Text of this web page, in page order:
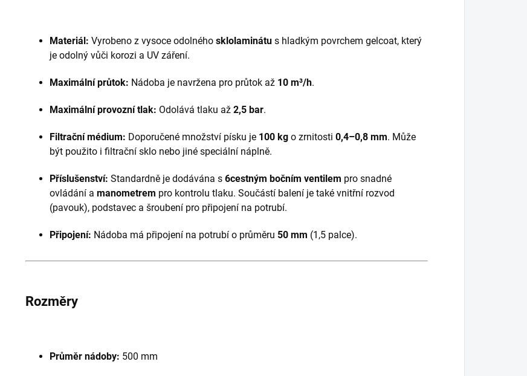
Materiál: Vyrobeno z vysoce odolného sklolaminátu s hladkým povrchem gelcoat, který
je odolný vůči korozi a UV záření.
Maximální průtok: Nádoba je navržena pro průtok až 10 m³/h.
Maximální provozní tlak: Odolává tlaku až 2,5 bar.
Filtrační médium: Doporučené množství písku je 100 kg o zrnitosti 0,4–0,8 mm. Může
být použito i filtrační sklo nebo jiné speciální náplně.
Příslušenství: Standardně je dodávána s 6cestným bočním ventilem pro snadné
ovládání a manometrem pro kontrolu tlaku. Součástí balení je také vnitřní rozvod
(pavouk), podstavec a šroubení pro připojení na potrubí.
Připojení: Nádoba má připojení na potrubí o průměru 50 mm (1,5 palce).
Rozměry
Průměr nádoby: 500 mm